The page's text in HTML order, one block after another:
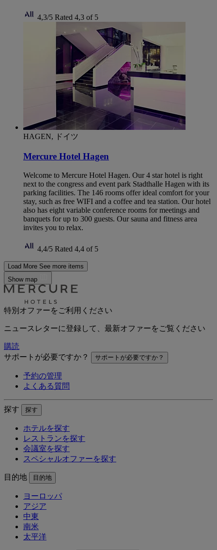
4,3/5 Rated 4,3 of 5
HAGEN, ドイツ
Mercure Hotel Hagen
Welcome to Mercure Hotel Hagen. Our 4 star hotel is right
next to the congress and event park Stadthalle Hagen with its
parking facilities. The 146 rooms offer ideal comfort for your
stay, such as free WIFI and a coffee and tea station. Our hotel
also has eight variable conference rooms for meetings and
banquets for up to 300 guests. Our sauna and fitness area
invites you to relax.
4,4/5 Rated 4,4 of 5
Load More See more items
Show map
特別オファーをご利用ください
ニュースレターに登録して、最新オファーをご覧ください
購読
サポートが必要ですか？
サポートが必要ですか？
予約の管理
よくある質問
探す 探す
ホテルを探す
レストランを探す
会議室を探す
スペシャルオファーを探す
目的地 目的地
ヨーロッパ
アジア
中東
南米
太平洋